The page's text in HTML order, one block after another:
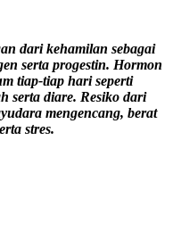
dari kehamilan sebagai
serta progestin. Hormon
tiap-tiap hari seperti
serta diare. Resiko dari
mengencang, berat
stres.